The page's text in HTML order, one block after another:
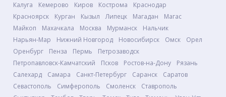
Калуга
Кемерово Киров Кострома
Краснодар
Красноярск
Курган Кызыл Липецк Магадан
Магас
Майкоп
Махачкала Москва Мурманск
Нальчик
Нарьян-Мар
Нижний Новгород Новосибирск Омск
Орел
Оренбург
Пенза Пермь
Петрозаводск
Петропавловск-Камчатский
Псков Ростов-на-Дону
Рязань
Салехард
Самара Санкт-Петербург Саранск
Саратов
Севастополь
Симферополь Смоленск
Ставрополь